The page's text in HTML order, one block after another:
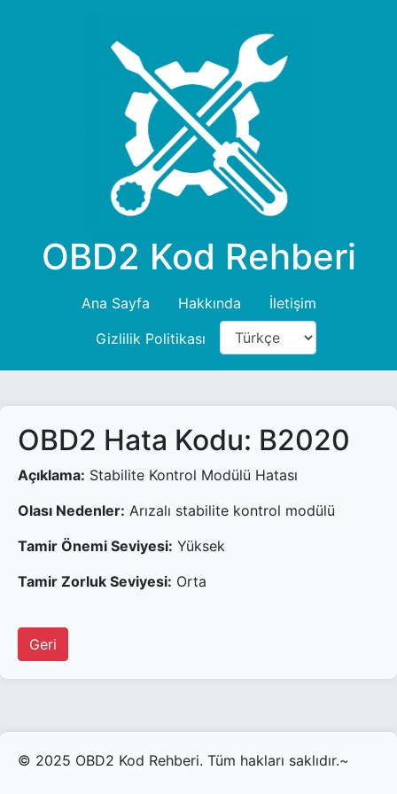
OBD2 Kod Rehberi
Ana Sayfa Hakkında
İletişim
Gizlilik Politikası
OBD2 Hata Kodu: B2020
Açıklama: Stabilite Kontrol Modülü Hatası
Olası Nedenler: Arızalı stabilite kontrol modülü
Tamir Önemi Seviyesi: Yüksek
Tamir Zorluk Seviyesi: Orta
Geri
© 2025 OBD2 Kod Rehberi. Tüm hakları saklıdır.~